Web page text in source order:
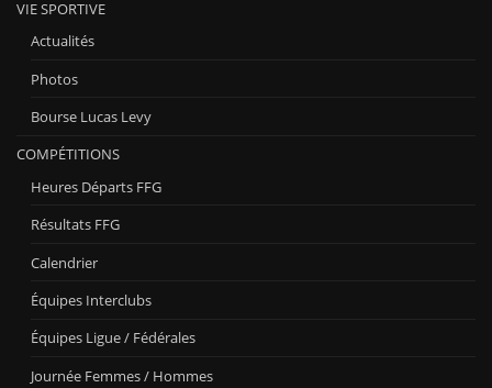
VIE SPORTIVE
Actualités
Photos
Bourse Lucas Levy
COMPÉTITIONS
Heures Départs FFG
Résultats FFG
Calendrier
Équipes Interclubs
Équipes Ligue / Fédérales
Journée Femmes / Hommes